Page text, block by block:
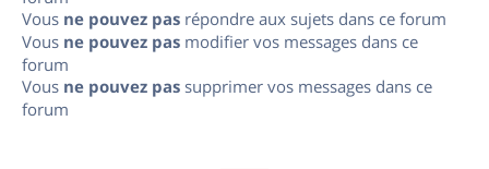
Vous ne pouvez pas répondre aux sujets dans ce forum
Vous ne pouvez pas modifier vos messages dans ce
forum
Vous ne pouvez pas supprimer vos messages dans ce
forum